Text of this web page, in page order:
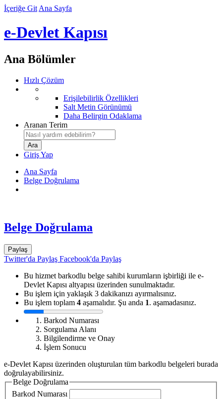
İçeriğe Git Ana Sayfa
e-Devlet Kapısı
Ana Bölümler
Hızlı Çözüm
Erişilebilirlik Özellikleri
Salt Metin Görünümü
Daha Belirgin Odaklama
Aranan Terim
Giriş Yap
Ana Sayfa
Belge Doğrulama
Belge Doğrulama
Paylaş
Twitter'da Paylaş Facebook'da Paylaş
Bu hizmet barkodlu belge sahibi kurumların işbirliği ile e-
Devlet Kapısı altyapısı üzerinden sunulmaktadır.
Bu işlem için yaklaşık 3 dakikanızı ayırmalısınız.
Bu işlem toplam 4 aşamalıdır. Şu anda 1. aşamadasınız.
Barkod Numarası
Sorgulama Alanı
Bilgilendirme ve Onay
İşlem Sonucu
e-Devlet Kapısı üzerinden oluşturulan tüm barkodlu belgeleri burada
doğrulayabilirsiniz.
Belge Doğrulama
Barkod Numarası